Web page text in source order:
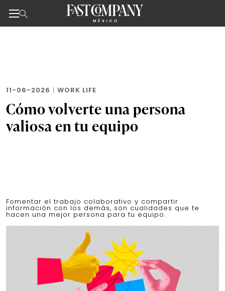
11-06-2026 | WORK LIFE
Cómo volverte una persona
valiosa en tu equipo
Fomentar el trabajo colaborativo y compartir
información con los demás, son cualidades que te
hacen una mejor persona para tu equipo.